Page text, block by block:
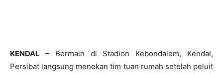
KENDAL –Bermain di Stadion Kebondalem, Kendal,
Persibat langsung menekan tim tuan rumah setelah peluit